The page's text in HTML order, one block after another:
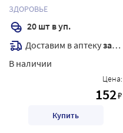
ЗДОРОВЬЕ
20 шт в уп.
Доставим в аптекузавтра
В наличии
Цена:
152₽
Купить